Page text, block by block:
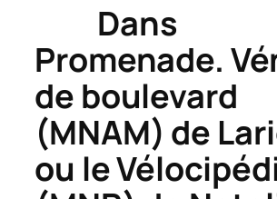
Dans
Promenade.
de boulevard
(MNAM) de
ou le